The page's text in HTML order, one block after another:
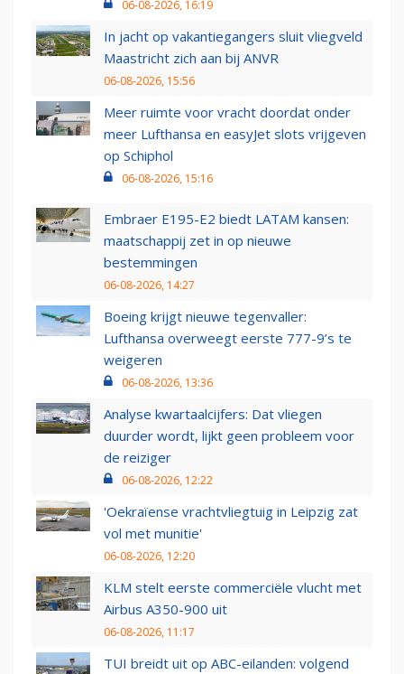
06-08-2026, 16:19
In jacht op vakantiegangers sluit vliegveld
Maastricht zich aan bij ANVR
06-08-2026, 15:56
Meer ruimte voor vracht doordat onder
meer Lufthansa en easyJet slots vrijgeven
op Schiphol
06-08-2026, 15:16
Embraer E195-E2 biedt LATAM kansen:
maatschappij zet in op nieuwe
bestemmingen
06-08-2026, 14:27
Boeing krijgt nieuwe tegenvaller:
Lufthansa overweegt eerste 777-9’s te
weigeren
06-08-2026, 13:36
Analyse kwartaalcijfers: Dat vliegen
duurder wordt, lijkt geen probleem voor
de reiziger
06-08-2026, 12:22
'Oekraïense vrachtvliegtuig in Leipzig zat
vol met munitie'
06-08-2026, 12:20
KLM stelt eerste commerciële vlucht met
Airbus A350-900 uit
06-08-2026, 11:17
TUI breidt uit op ABC-eilanden: volgend